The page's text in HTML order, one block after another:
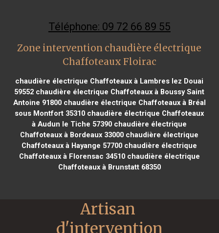
Téléphone: 09 72 66 89 55
Zone intervention chaudière électrique
Chaffoteaux Floirac
chaudière électrique Chaffoteaux à Lambres lez Douai
59552 chaudière électrique Chaffoteaux à Boussy Saint
Antoine 91800chaudière électrique Chaffoteaux à Bréal
sous Montfort 35310 chaudière électrique Chaffoteaux
à Audun le Tiche 57390 chaudière électrique
Chaffoteaux à Bordeaux 33000 chaudière électrique
Chaffoteaux à Hayange 57700 chaudière électrique
Chaffoteaux à Florensac 34510chaudière électrique
Chaffoteaux à Brunstatt 68350
Artisan
d'intervention